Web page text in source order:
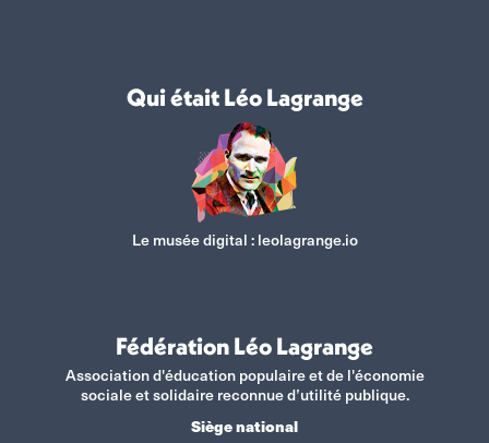
Qui était Léo Lagrange
Le musée digital :leolagrange.io
Fédération Léo Lagrange
Association d'éducation populaire et de l'économie
sociale et solidaire reconnue d’utilité publique.
Siège national